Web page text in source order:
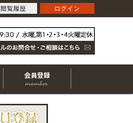
会員登録
閲覧履歴 ログイン